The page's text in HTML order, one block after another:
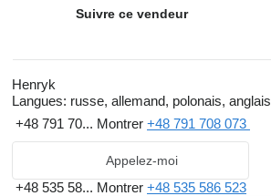
Suivre ce vendeur
Henryk
Langues: russe, allemand, polonais, anglais
+48 791 70... Montrer +48 791 708 073
Appelez-moi
+48 535 58... Montrer +48 535 586 523